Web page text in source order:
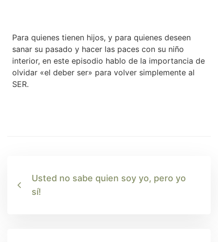
Para quienes tienen hijos, y para quienes deseen
sanar su pasado y hacer las paces con su niño
interior, en este episodio hablo de la importancia de
olvidar «el deber ser» para volver simplemente al
SER.
Usted no sabe quien soy yo, pero yo
sí!